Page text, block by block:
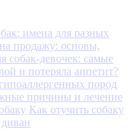
имена для разных
продажу: основы,
собак-девочек: самые
и потеряла аппетит?
пород
причины и лечение
Как отучить собаку